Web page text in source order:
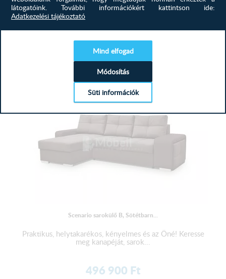
Szeretné ha otthonába egységes bútorok lennének? Ha a
kanapé nem különbözne...
655 900Ft
MEGTEKINTÉS
Scenario sarokülő B, Sötétbarn...
Praktikus, helytakarékos, kényelmes és az Öné! Keresse
meg kanapéját, sarok...
496 900 Ft
látogatóink.
További információkért kattintson ide:
Adatkezelési tájékoztató
Mind elfogad
Módosítás
Süti információk